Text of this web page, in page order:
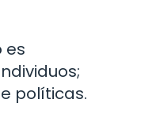
es
políticas.